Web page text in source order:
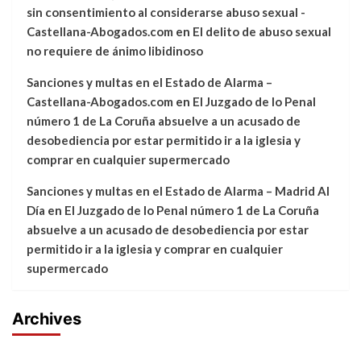
sin consentimiento al considerarse abuso sexual -
Castellana-Abogados.com en El delito de abuso sexual
no requiere de ánimo libidinoso
Sanciones y multas en el Estado de Alarma –
Castellana-Abogados.com en El Juzgado de lo Penal
número 1 de La Coruña absuelve a un acusado de
desobediencia por estar permitido ir a la iglesia y
comprar en cualquier supermercado
Sanciones y multas en el Estado de Alarma – Madrid Al
Día en El Juzgado de lo Penal número 1 de La Coruña
absuelve a un acusado de desobediencia por estar
permitido ir a la iglesia y comprar en cualquier
supermercado
Archives